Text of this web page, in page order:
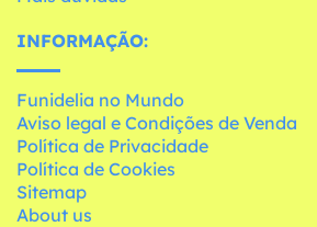
INFORMAÇÃO:
Funidelia no Mundo
Aviso legal e Condições de Venda
Política de Privacidade
Política de Cookies
Sitemap
About us